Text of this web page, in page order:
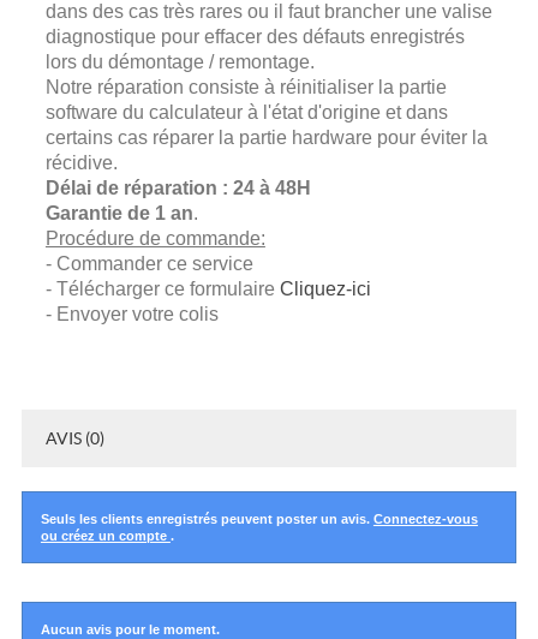
dans des cas très rares ou il faut brancher une valise
diagnostique pour effacer des défauts enregistrés
lors du démontage / remontage.
Notre réparation consiste à réinitialiser la partie
software du calculateur à l'état d'origine et dans
certains cas réparer la partie hardware pour éviter la
récidive.
Délai de réparation : 24 à 48H
Garantie de 1 an.
Procédure de commande:
- Commander ce service
- Télécharger ce formulaire Cliquez-ici
- Envoyer votre colis
AVIS (0)
Seuls les clients enregistrés peuvent poster un avis. Connectez-vous
ou créez un compte .
Aucun avis pour le moment.